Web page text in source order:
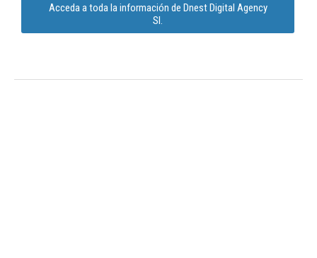
Acceda a toda la información de Dnest Digital Agency
Sl.